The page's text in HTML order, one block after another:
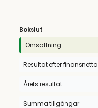
Bokslut
Omsättning
Resultat efter finansnetto
Årets resultat
Summa tillgångar